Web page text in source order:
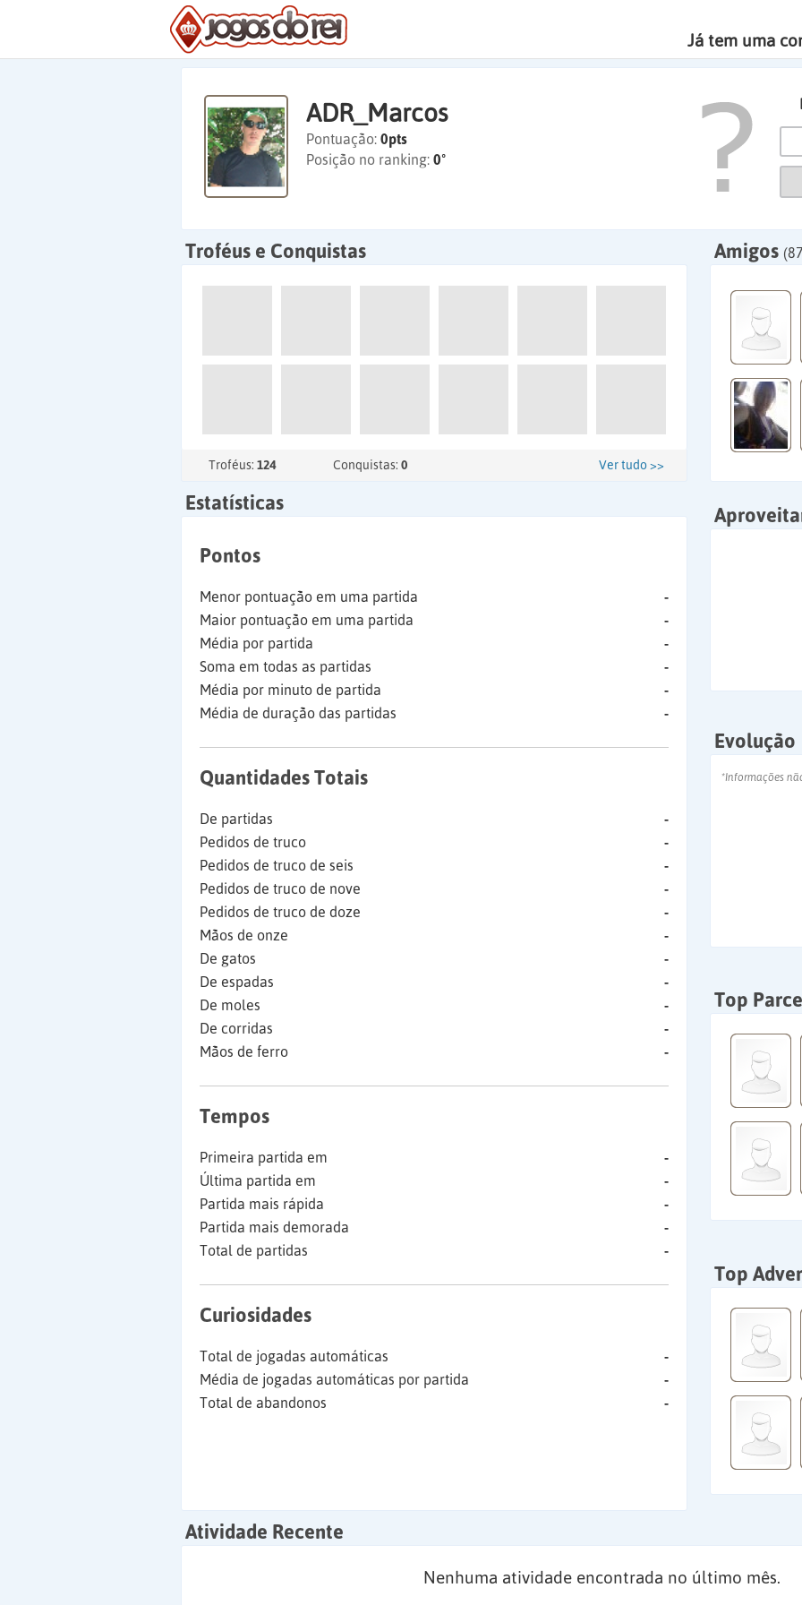
Já tem uma
ADR_Marcos
Pontuação: 0pts
Posição no ranking: 0º
Troféus e Conquistas
Troféus: 124 Conquistas: 0 Ver tudo >>
Amigos
Estatísticas
Pontos
Menor pontuação em uma partida
-
Maior pontuação em uma partida
-
Média por partida
-
Soma em todas as partidas
-
Média por minuto de partida
-
Média de duração das partidas
-
Quantidades Totais
De partidas
-
Pedidos de truco
-
Pedidos de truco de seis
-
Pedidos de truco de nove
-
Pedidos de truco de doze
-
Mãos de onze
-
De gatos
-
De espadas
-
De moles
-
De corridas
-
Mãos de ferro
-
Tempos
Primeira partida em
-
Última partida em
-
Partida mais rápida
-
Partida mais demorada
-
Total de partidas
-
Curiosidades
Total de jogadas automáticas
-
Média de jogadas automáticas por partida
-
Total de abandonos
-
Evolução
*Informações
Top
Top
Atividade Recente
Nenhuma atividade encontrada no último mês.